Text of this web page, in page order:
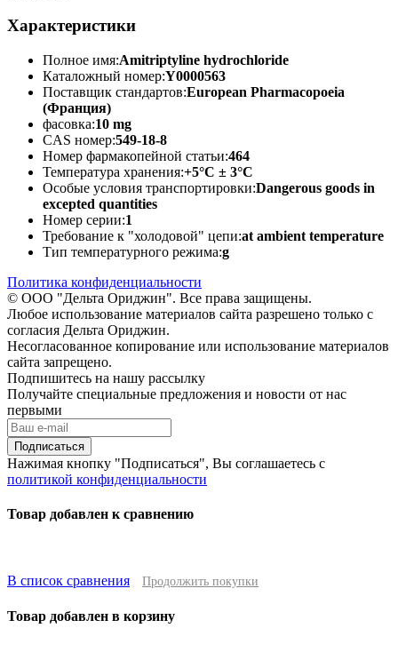
Характеристики
Полное имя:Amitriptyline hydrochloride
Каталожный номер:Y0000563
Поставщик стандартов:European Pharmacopoeia
(Франция)
фасовка:10 mg
CAS номер:549-18-8
Номер фармакопейной статьи:464
Температура хранения:+5°C ± 3°C
Особые условия транспортировки:Dangerous goods in
excepted quantities
Номер серии:1
Требование к "холодовой" цепи:at ambient temperature
Тип температурного режима:g
Политика конфиденциальности
© ООО "Дельта Ориджин". Все права защищены.
Любое использование материалов сайта разрешено только с
согласия Дельта Ориджин.
Несогласованное копирование или использование материалов
сайта запрещено.
Подпишитесь на нашу рассылку
Получайте специальные предложения и новости от нас
первыми
Подписаться
Нажимая кнопку "Подписаться", Вы соглашаетесь с
политикой конфиденциальности
Товар добавлен к сравнению
В список сравнения Продолжить покупки
Товар добавлен в корзину